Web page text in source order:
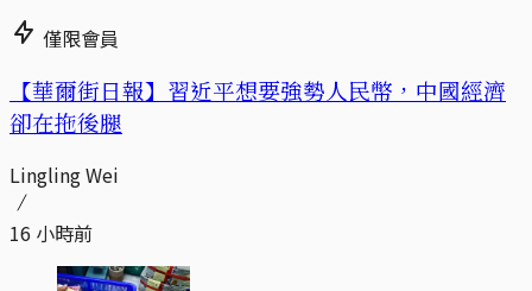
僅限會員
【華爾街日報】習近平想要強勢人民幣，中國經濟
卻在拖後腿
Lingling Wei
16 小時前